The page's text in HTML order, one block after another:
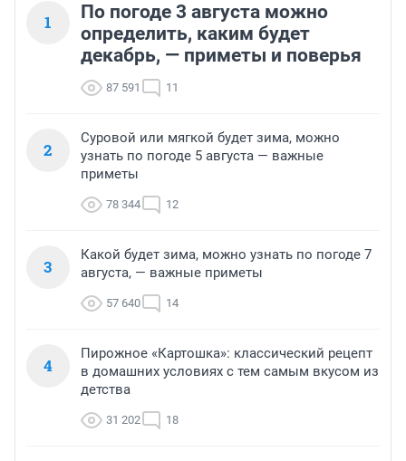
1
По погоде 3 августа можно
определить, каким будет
декабрь, — приметы и поверья
87 591 11
2
Суровой или мягкой будет зима, можно
узнать по погоде 5 августа — важные
приметы
78 344 12
3
Какой будет зима, можно узнать по погоде 7
августа, — важные приметы
57 640 14
4
Пирожное «Картошка»: классический рецепт
в домашних условиях с тем самым вкусом из
детства
31 202 18